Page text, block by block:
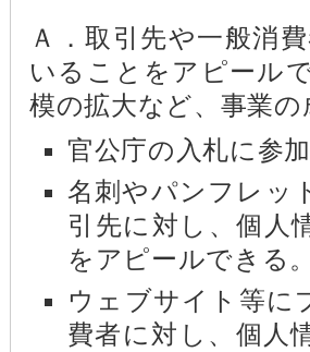
Ａ．取引先や一般消
いることをアピール
模の拡大など、事業
官公庁の入札に参
名刺やパンフレッ
引先に対し、個人
をアピールできる。
ウェブサイト等に
費者に対し、個人